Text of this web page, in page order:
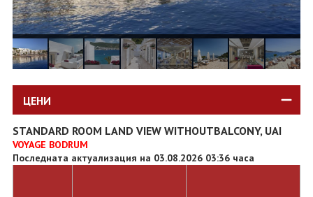
ЦЕНИ
STANDARD ROOM LAND VIEW WITHOUTBALCONY, UAI
VOYAGE BODRUM
Последната актуализация на 03.08.2026 03:36 часа